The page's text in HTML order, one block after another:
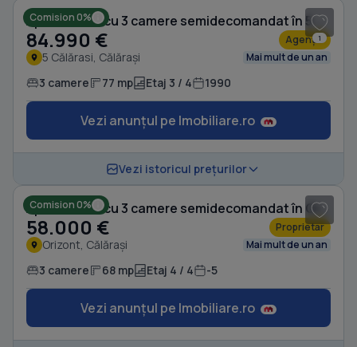
1
Comision 0% Apartament cu 3 camere semidecomandat în 5 Călărasi
84.990 € Agenție
5 Călărasi, Călărași Mai mult de un an
3 camere 77 mp Etaj 3 / 4 1990
Vezi anunțul pe Imobiliare.ro
Vezi istoricul prețurilor
Comision 0% Apartament cu 3 camere semidecomandat în Orizont
58.000 € Proprietar
Orizont, Călărași Mai mult de un an
3 camere 68 mp Etaj 4 / 4 -5
Vezi anunțul pe Imobiliare.ro